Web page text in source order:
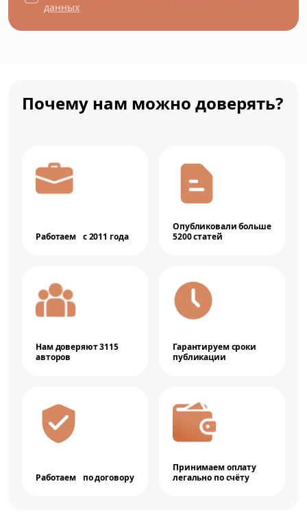
данных
Почему нам можно доверять?
Работаем с 2011 года
Опубликовали больше
5200 статей
Нам доверяют 3115
авторов
Гарантируем сроки
публикации
Работаем по договору
Принимаем оплату
легально по счёту